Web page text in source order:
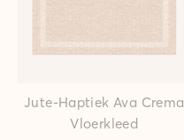
Jute-Haptiek Ava Crema
Vloerkleed